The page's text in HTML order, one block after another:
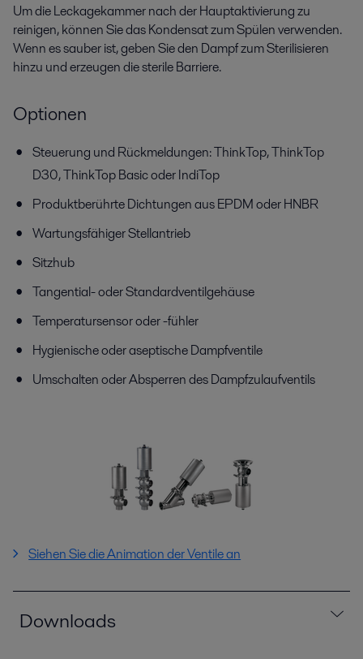
Um die Leckagekammer nach der Hauptaktivierung zu
reinigen, können Sie das Kondensat zum Spülen verwenden.
Wenn es sauber ist, geben Sie den Dampf zum Sterilisieren
hinzu und erzeugen die sterile Barriere.
Optionen
Steuerung und Rückmeldungen: ThinkTop, ThinkTop
D30, ThinkTop Basic oder IndiTop
Produktberührte Dichtungen aus EPDM oder HNBR
Wartungsfähiger Stellantrieb
Sitzhub
Tangential- oder Standardventilgehäuse
Temperatursensor oder -fühler
Hygienische oder aseptische Dampfventile
Umschalten oder Absperren des Dampfzulaufventils
Siehen Sie die Animation der Ventile an
Downloads